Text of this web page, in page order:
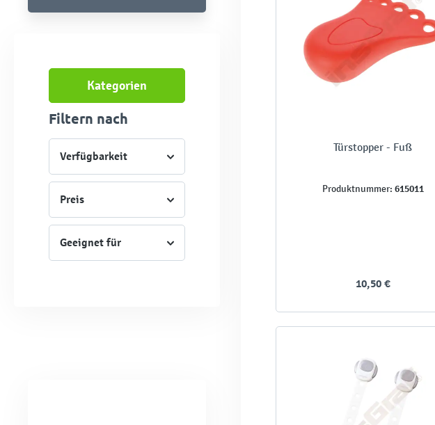
Kategorien
Filtern nach
Verfügbarkeit
Preis
Geeignet für
Türstopper - Fuß
Produktnummer: 615011
10,50 €